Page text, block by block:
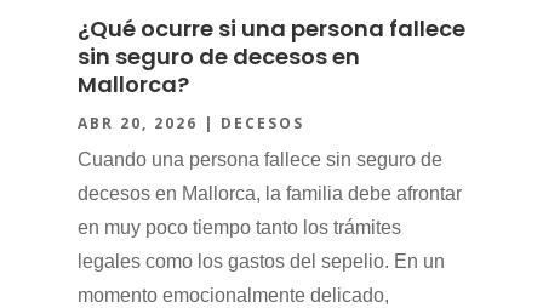
¿Qué ocurre si una persona fallece
sin seguro de decesos en
Mallorca?
ABR 20, 2026 | DECESOS
Cuando una persona fallece sin seguro de
decesos en Mallorca, la familia debe afrontar
en muy poco tiempo tanto los trámites
legales como los gastos del sepelio. En un
momento emocionalmente delicado,